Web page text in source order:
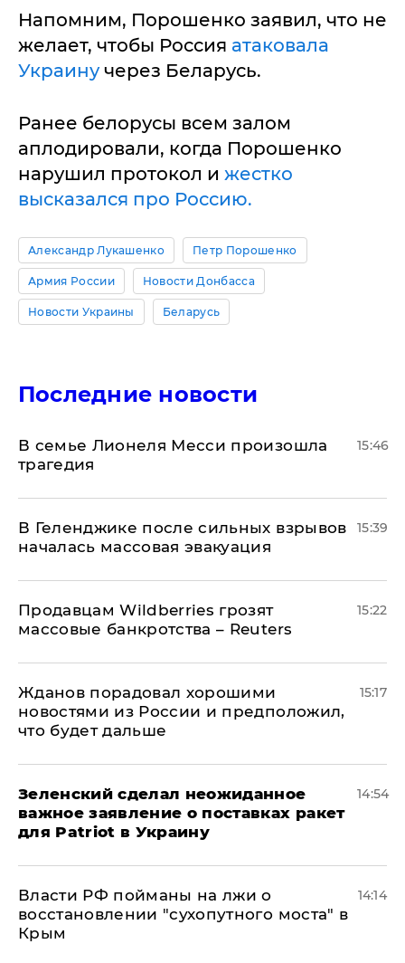
Напомним, Порошенко заявил, что не
желает, чтобы Россия атаковала
Украинучерез Беларусь.
Ранее белорусы всем залом
аплодировали, когда Порошенко
нарушил протокол и жестко
высказался про Россию.
Александр Лукашенко Петр Порошенко
Армия России Новости Донбасса
Новости Украины Беларусь
Последние новости
В семье Лионеля Месси произошла
трагедия
15:46
В Геленджике после сильных взрывов
началась массовая эвакуация
15:39
Продавцам Wildberries грозят
массовые банкротства – Reuters
15:22
Жданов порадовал хорошими
новостями из России и предположил,
что будет дальше
15:17
Зеленский сделал неожиданное
важное заявление о поставках ракет
для Patriot в Украину
14:54
Власти РФ пойманы на лжи о
восстановлении "сухопутного моста" в
Крым
14:14